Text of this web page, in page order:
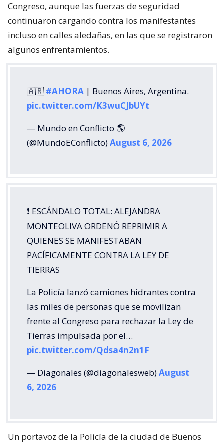
Congreso, aunque las fuerzas de seguridad
continuaron cargando contra los manifestantes
incluso en calles aledañas, en las que se registraron
algunos enfrentamientos.
🇦🇷 #AHORA | Buenos Aires, Argentina.
pic.twitter.com/K3wuCJbUYt
— Mundo en Conflicto 🌎
(@MundoEConflicto)August 6, 2026
❗️ ESCÁNDALO TOTAL: ALEJANDRA
MONTEOLIVA ORDENÓ REPRIMIR A
QUIENES SE MANIFESTABAN
PACÍFICAMENTE CONTRA LA LEY DE
TIERRAS
La Policía lanzó camiones hidrantes contra
las miles de personas que se movilizan
frente al Congreso para rechazar la Ley de
Tierras impulsada por el…
pic.twitter.com/Qdsa4n2n1F
— Diagonales (@diagonalesweb)August
6, 2026
Un portavoz de la Policía de la ciudad de Buenos